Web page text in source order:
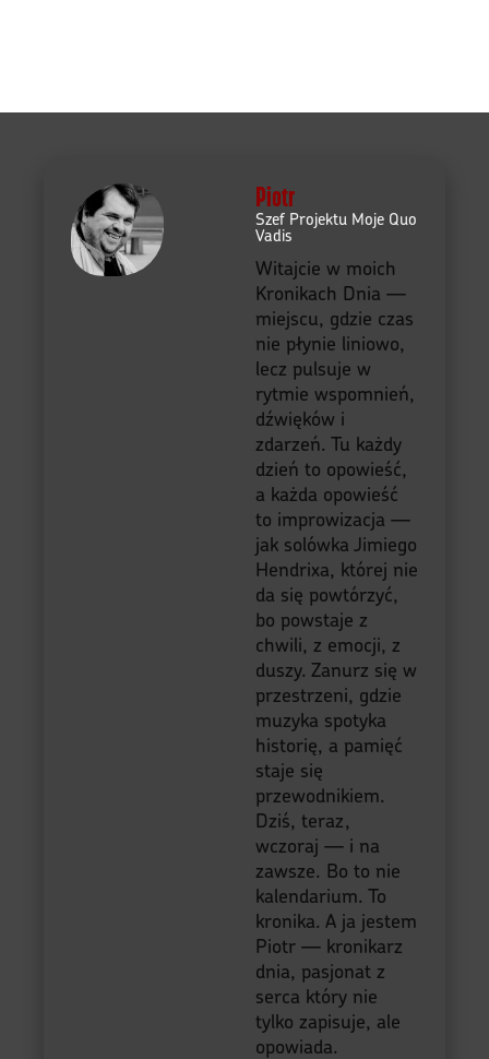
Piotr
Szef Projektu Moje Quo
Vadis
Witajcie w moich
Kronikach Dnia —
miejscu, gdzie czas
nie płynie liniowo,
lecz pulsuje w
rytmie wspomnień,
dźwięków i
zdarzeń. Tu każdy
dzień to opowieść,
a każda opowieść
to improwizacja —
jak solówka Jimiego
Hendrixa, której nie
da się powtórzyć,
bo powstaje z
chwili, z emocji, z
duszy. Zanurz się w
przestrzeni, gdzie
muzyka spotyka
historię, a pamięć
staje się
przewodnikiem.
Dziś, teraz,
wczoraj — i na
zawsze. Bo to nie
kalendarium. To
kronika. A ja jestem
Piotr — kronikarz
dnia, pasjonat z
serca który nie
tylko zapisuje, ale
opowiada.